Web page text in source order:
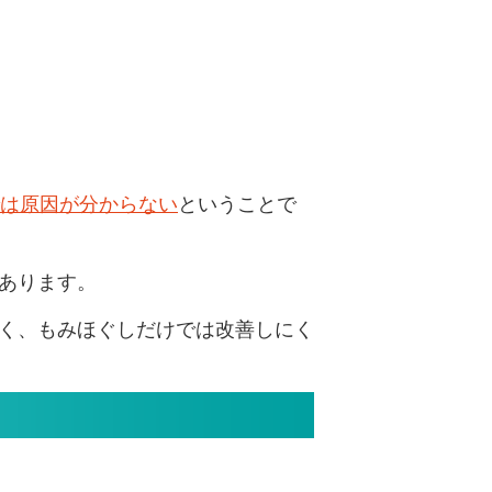
原因が分からない ということで
ります。
、もみほぐしだけでは改善しにく